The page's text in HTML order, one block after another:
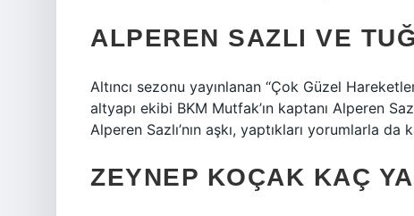
ALPEREN SAZLI VE
Altıncı sezonu yayınlanan “Çok Güzel
altyapı ekibi BKM Mutfak’ın kaptanı Alperen
Alperen Sazlı’nın aşkı, yaptıkları yorumlarla da
ZEYNEP KOÇAK KAÇ